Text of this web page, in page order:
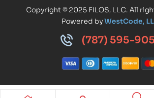
Copyright © 2025 FILOS, LLC. All
Powered byWestCode,
(787) 595-